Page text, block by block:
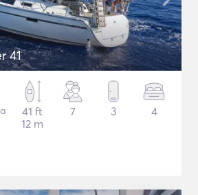
41
41 ft
12 m
7 3 4